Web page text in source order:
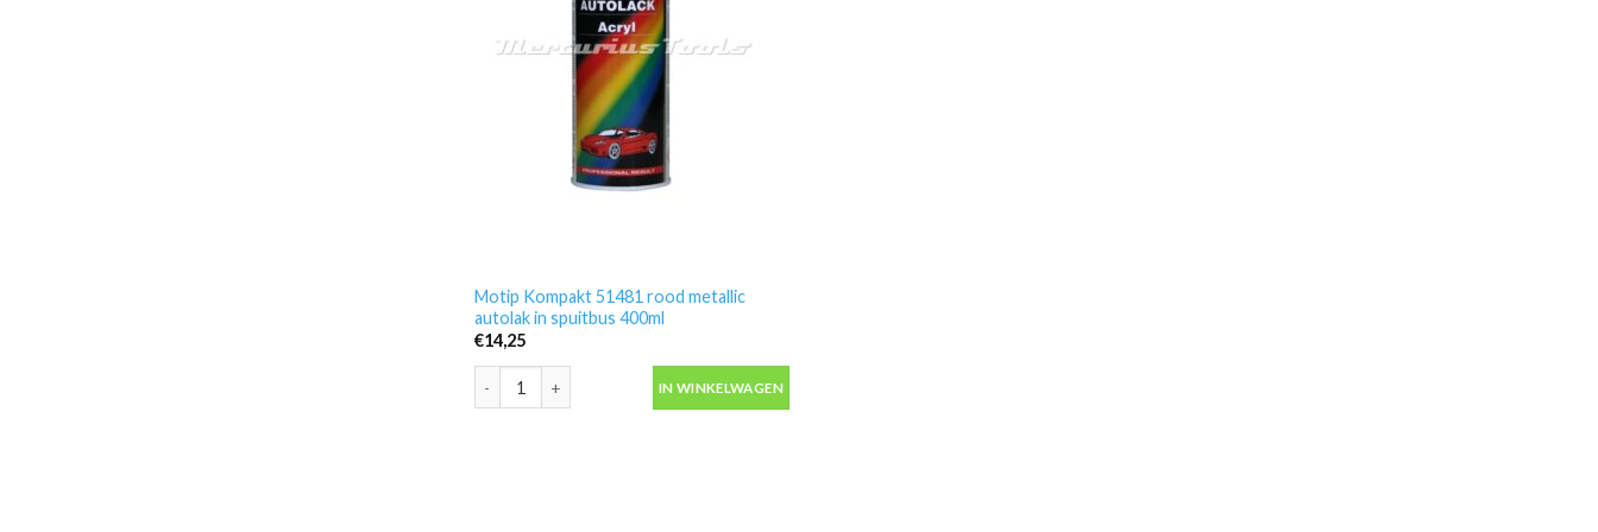
Motip Kompakt 51481 rood metallic
autolak in spuitbus 400ml
€14,25
Motip Kompakt 51481 rood metallic autolak in spuitbus 400ml aantal
IN WINKELWAGEN